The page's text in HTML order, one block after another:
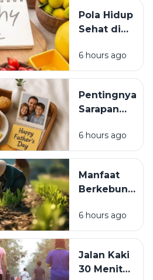
dan Obat
Keras:
Memilih
Obat
dengan
Aman
Pola Hidup
Sehat di
Kesibukan:
Tips
Kesehatan
Meski
6 hours ago
Pentingnya
Sarapan
Hari: Manfaat
untuk Energi,
dan
Produktivitas
6 hours ago
Manfaat
Berkebun
Kesehatan:
Healing
Menenangkan
Pikiran dan
6 hours ago
Jalan Kaki
30 Menit